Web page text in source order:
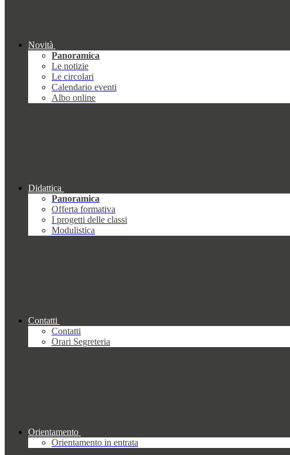
Novità
Panoramica
Le notizie
Le circolari
Calendario eventi
Albo online
Didattica
Panoramica
Offerta formativa
I progetti delle classi
Modulistica
Contatti
Contatti
Orari Segreteria
Orientamento
Orientamento in entrata